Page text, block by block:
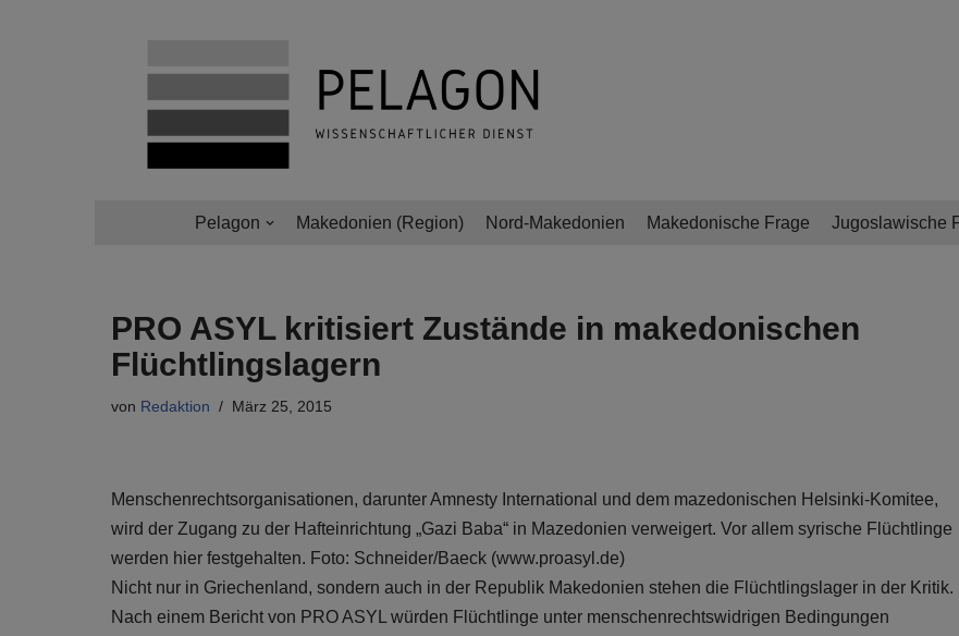
Pelagon Makedonien (Region) Nord-Makedonien Makedonische Frage Jugoslawische
PRO ASYL kritisiert Zustände in makedonischen
Flüchtlingslagern
von Redaktion März 25, 2015
Menschenrechtsorganisationen, darunter Amnesty International und dem mazedonischen Helsinki-Komitee,
wird der Zugang zu der Hafteinrichtung „Gazi Baba“ in Mazedonien verweigert. Vor allem syrische Flüchtlinge
werden hier festgehalten. Foto: Schneider/Baeck (www.proasyl.de)
Nicht nur in Griechenland, sondern auch in der Republik Makedonien stehen die Flüchtlingslager in der Kritik.
Nach einem Bericht von PRO ASYL würden Flüchtlinge unter menschenrechtswidrigen Bedingungen